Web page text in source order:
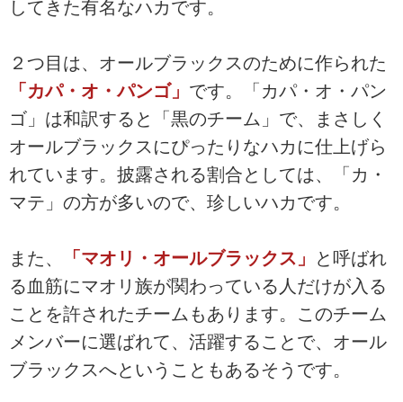
してきた有名なハカです。
２つ目は、オールブラックスのために作られた
「カパ・オ・パンゴ」 です。「カパ・オ・パン
ゴ」は和訳すると「黒のチーム」で、まさしく
オールブラックスにぴったりなハカに仕上げら
れています。披露される割合としては、「カ・
マテ」の方が多いので、珍しいハカです。
また、 「マオリ・オールブラックス」
と呼ばれ
る血筋にマオリ族が関わっている人だけが入る
ことを許されたチームもあります。このチーム
メンバーに選ばれて、活躍することで、オール
ブラックスへということもあるそうです。